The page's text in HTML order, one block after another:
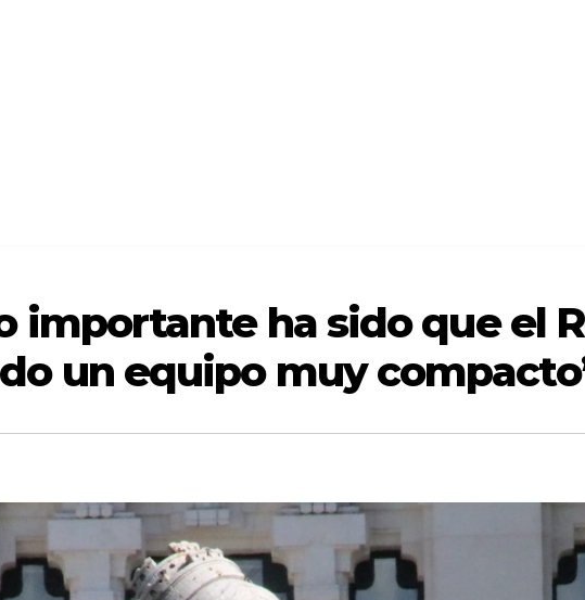
importante ha sido que el
un equipo muy